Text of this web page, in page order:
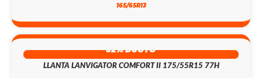
165/65R13
32% DSCTO
LLANTA LANVIGATOR COMFORT II 175/55R15 77H